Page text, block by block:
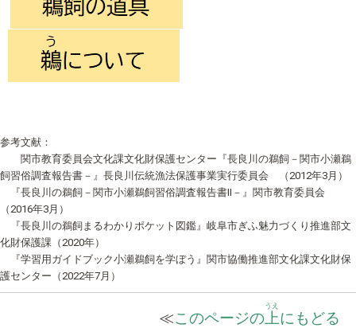
参考文献：
関市教育委員会文化課文化財保護センター『長良川の鵜飼－関市小瀬鵜
飼習俗調査報告書－』長良川伝統漁法保護事業実行委員会 （2012年3月）
『長良川の鵜飼－関市小瀬鵜飼習俗調査報告書Ⅱ－』関市教育委員会
（2016年3月）
『長良川の鵜飼まるわかりポケット図鑑』岐阜市ぎふ魅力づくり推進部文
化財保護課（2020年）
『学習用ガイドブック小瀬鵜飼を学ぼう』関市協働推進部文化課文化財保
護センター （2022年7月）
≪このページの上
うえ
にもどる